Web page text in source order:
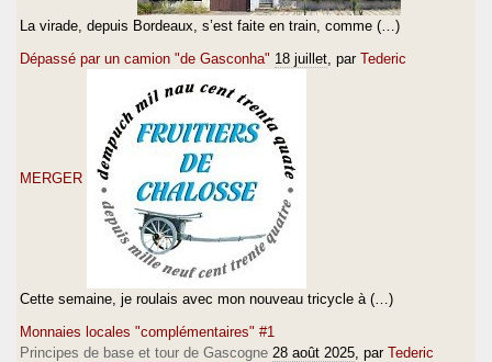
La virade, depuis Bordeaux, s’est faite en train, comme (…)
Dépassé par un camion "de Gasconha" 18 juillet , par Tederic
MERGER
Cette semaine, je roulais avec mon nouveau tricycle à (…)
Monnaies locales "complémentaires" #1
Principes de base et tour de Gascogne 28 août 2025 , par Tederic